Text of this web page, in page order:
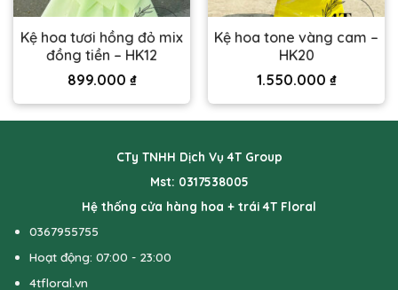
Kệ hoa tươi hồng đỏ mix
đồng tiền – HK12
899.000 ₫
Kệ hoa tone vàng cam –
HK20
1.550.000 ₫
CTy TNHH Dịch Vụ 4T Group
Mst: 0317538005
Hệ thống cửa hàng hoa + trái 4T Floral
0367955755
Hoạt động: 07:00 - 23:00
4tfloral.vn